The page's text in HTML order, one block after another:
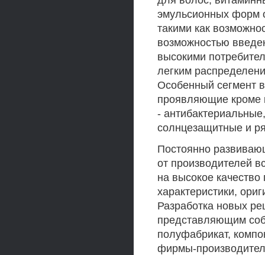
эмульсионных форм
такими как
возможностью
высокими
легким
Особенный сегмент
проявляющие кроме
-
солнцезащитные и
Постоянно
от производителей
на высокое
характеристики,
Разработка новых
представляющим
полуфабрикат,
фирмы-